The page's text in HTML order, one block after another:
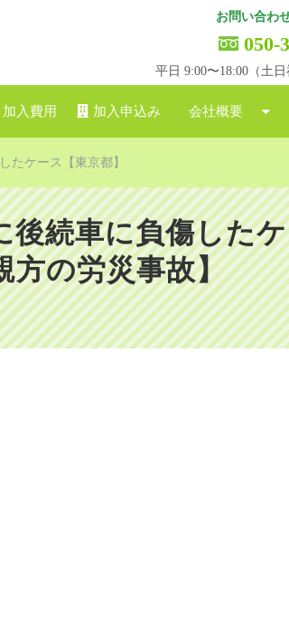
お問い合わ
050-
平日 9:00〜18:00（土
加入費用 加入申込み 会社概要
たケース【東京都】
後続車に負傷した
方の労災事故】